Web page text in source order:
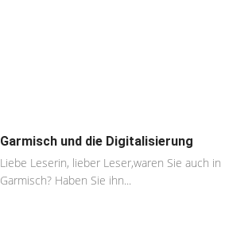
Garmisch und die Digitalisierung
Liebe Leserin, lieber Leser,waren Sie auch in
Garmisch? Haben Sie ihn...